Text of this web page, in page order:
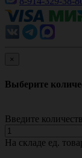
×
Выберите
Введите
На складе ед.